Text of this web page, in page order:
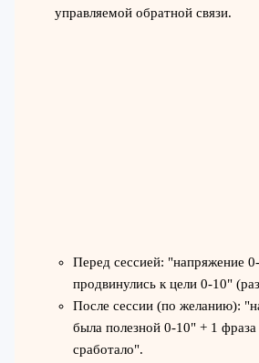
управляемой обратной связи.
Перед сессией: "напряжение
продвинулись к цели 0-10"
После сессии (по желанию):
была полезной 0-10" + 1 фраза
сработало".